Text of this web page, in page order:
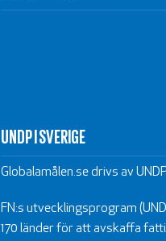
UNDP I SVERIGE
Globalamålen.se drivs av
FN:s utvecklingsprogram
170 länder för att avskaffa